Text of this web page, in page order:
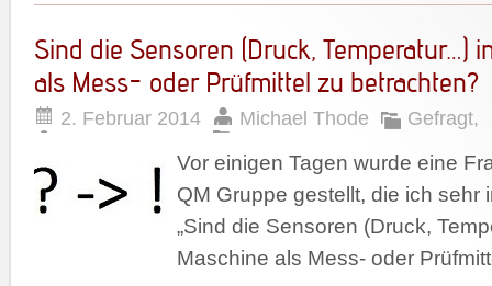
Sind die Sensoren (Druck, Temperatur…)
als Mess- oder Prüfmittel zu betrachten?
2. Februar 2014 Michael Thode Gefragt,
Vor einigen Tagen wurde eine
QM Gruppe gestellt, die ich sehr
„Sind die Sensoren (Druck,
Maschine als Mess- oder